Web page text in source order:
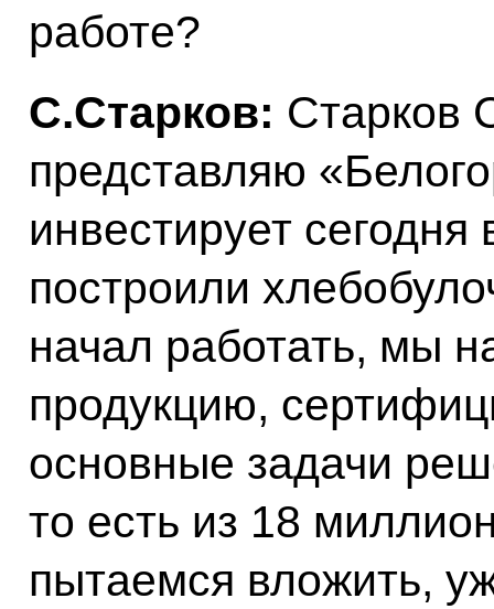
работе?
С.Старков: Старков
представляю
инвестирует
построили
начал работать, мы
продукцию,
основные задачи
то есть из 18
пытаемся вложить,